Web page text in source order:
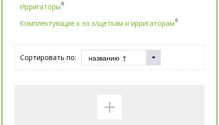
Ирригаторы 0
Комплектующие к эл з/щеткам и ирригаторам 0
Сортировать по:
+